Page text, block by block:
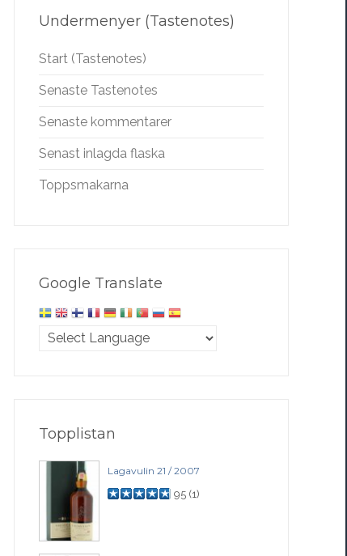
Undermenyer (Tastenotes)
Start (Tastenotes)
Senaste Tastenotes
Senaste kommentarer
Senast inlagda flaska
Toppsmakarna
Google Translate
Topplistan
Lagavulin 21 / 2007
95 (1)